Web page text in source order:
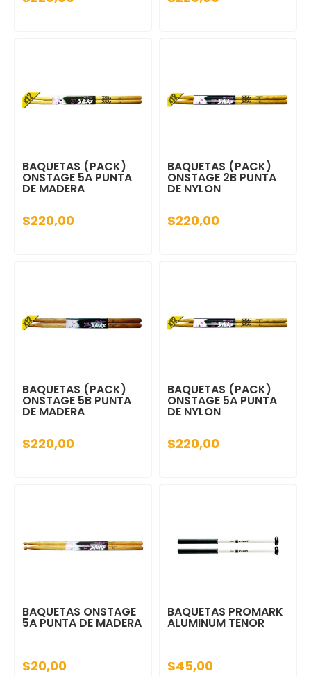
BAQUETAS (PACK)
ONSTAGE 5A PUNTA
DE MADERA
$220,00
BAQUETAS (PACK)
ONSTAGE 2B PUNTA
DE NYLON
$220,00
BAQUETAS (PACK)
ONSTAGE 5B PUNTA
DE MADERA
$220,00
BAQUETAS (PACK)
ONSTAGE 5A PUNTA
DE NYLON
$220,00
BAQUETAS ONSTAGE
5A PUNTA DE MADERA
$20,00
BAQUETAS PROMARK
ALUMINUM TENOR
$45,00